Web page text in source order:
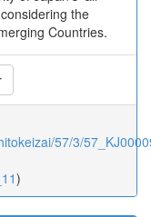
the
Countries.
57/3/
)